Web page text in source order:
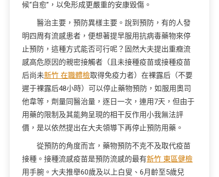
候“自愈”，以免形成更嚴重的安康毀傷。
醫治主要，預防異樣主要。說到預防，有的人發
明四周有流感患者，便想著提早服用抗病毒藥物來停
止預防，這種方式能否可行呢？固然大夫提出重癥流
感高危原因的親密接觸者（且未接種疫苗或接種疫苗
后尚未新竹 在職體檢取得免疫力者）在裸露后（不要
遲于裸露后48小時）可以停止藥物預防，如服用奧司
他韋等，劑量同醫治量，逐日一次，連用7天，但由于
用藥的限制及其能夠呈現的相干反作用小我無法評
價，是以依然提出在大夫領導下再停止預防用藥。
從預防的角度而言，藥物預防不克不及取代疫苗
接種。接種流感疫苗是預防流感的最有新竹 東區健檢
用手腕。大夫推舉60歲及以上白叟、6月齡至5歲兒